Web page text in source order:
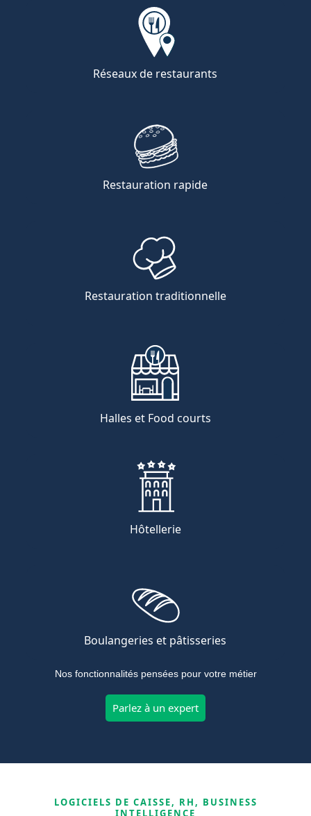
Réseaux de restaurants
Restauration rapide
Restauration traditionnelle
Halles et Food courts
Hôtellerie
Boulangeries et pâtisseries
Nos fonctionnalités pensées pour votre métier
Parlez à un expert
LOGICIELS DE CAISSE, RH, BUSINESS
INTELLIGENCE